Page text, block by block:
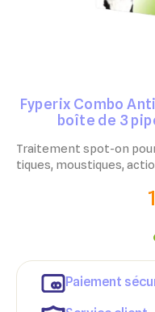
Fyperix Combo
boîte de 3
Traitement spot-on
tiques, moustiques,
Paiement